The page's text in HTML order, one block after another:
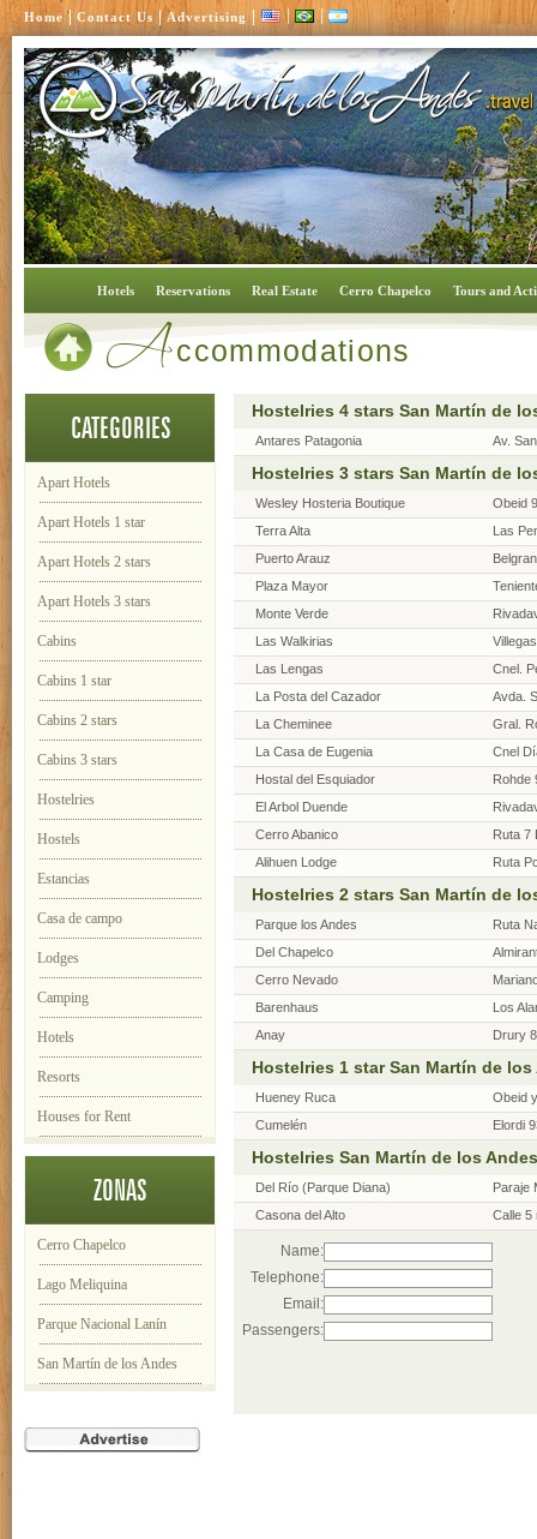
Home | Contact Us | Advertising | |
Hotels Reservations Real Estate Cerro Chapelco Tours and
Accommodations
CATEGORIES
Apart Hotels
Apart Hotels 1 star
Apart Hotels 2 stars
Apart Hotels 3 stars
Cabins
Cabins 1 star
Cabins 2 stars
Cabins 3 stars
Hostelries
Hostels
Estancias
Casa de campo
Lodges
Camping
Hotels
Resorts
Houses for Rent
ZONAS
Cerro Chapelco
Lago Meliquina
Parque Nacional Lanín
San Martín de los Andes
Hostelries 4 stars San Martín de
Antares Patagonia Av.
Hostelries 3 stars San Martín de
Wesley Hosteria Boutique
Obeid
Terra Alta
Las
Puerto Arauz
Plaza Mayor
Monte Verde
Las Walkirias
Las Lengas
Cnel.
La Posta del Cazador
Avda.
La Cheminee
Gral.
La Casa de Eugenia
Cnel
Hostal del Esquiador
Rohde
El Arbol Duende
Cerro Abanico
Ruta 7
Alihuen Lodge
Ruta
Lolog
Hostelries 2 stars San Martín de
Parque los Andes
Ruta
Del Chapelco
Cerro Nevado
Barenhaus
Los
Anay
Drury
Hostelries 1 star San Martín de los
Hueney Ruca
Obeid
Cumelén
Elordi
Hostelries San Martín de los Andes
Del Río (Parque Diana)
Paraje
Casona del Alto
Calle 5
Name:
Telephone:
Email:
Passengers: